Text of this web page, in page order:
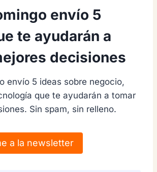
envío 5
te ayudarán a
decisiones
envío 5 ideas sobre negocio,
que te ayudarán a tomar
Sin spam, sin relleno.
a la newsletter